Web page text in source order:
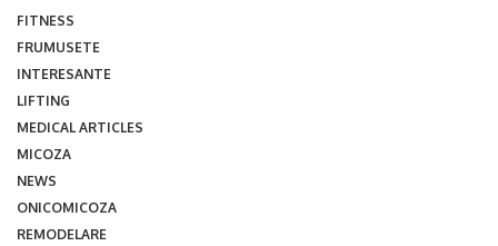
FITNESS
FRUMUSETE
INTERESANTE
LIFTING
MEDICAL ARTICLES
MICOZA
NEWS
ONICOMICOZA
REMODELARE